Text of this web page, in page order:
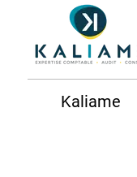
Kaliame